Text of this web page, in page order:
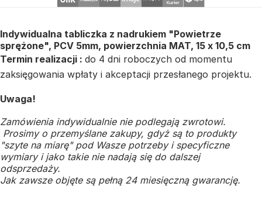
Indywidualna tabliczka z nadrukiem "Powietrze
sprężone", PCV 5mm, powierzchnia MAT, 15 x 10,5 cm
Termin realizacji : do 4 dni roboczych od momentu
zaksięgowania wpłaty i akceptacji przesłanego projektu.
Uwaga!
Zamówienia indywidualnie nie podlegają zwrotowi.
Prosimy o przemyślane zakupy, gdyż są to produkty
"szyte na miarę" pod Wasze potrzeby i specyficzne
wymiary i jako takie nie nadają się do dalszej
odsprzedaży.
Jak zawsze objęte są pełną 24 miesięczną gwarancję.